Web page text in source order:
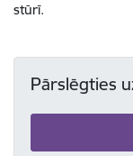
stūrī.
Pārslēgties